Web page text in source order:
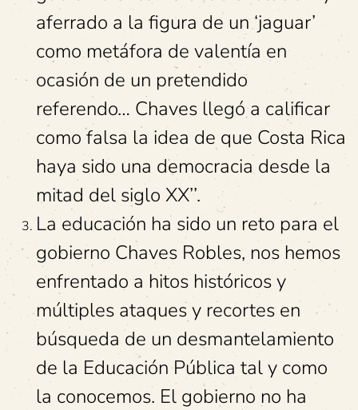
aferrado a la figura de un ‘jaguar’
como metáfora de valentía en
ocasión de un pretendido
referendo… Chaves llegó a calificar
como falsa la idea de que Costa Rica
haya sido una democracia desde la
mitad del siglo XX’’.
La educación ha sido un reto para el
gobierno Chaves Robles, nos hemos
enfrentado a hitos históricos y
múltiples ataques y recortes en
búsqueda de un desmantelamiento
de la Educación Pública tal y como
la conocemos. El gobierno no ha